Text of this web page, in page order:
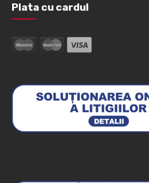
Plata cu cardul